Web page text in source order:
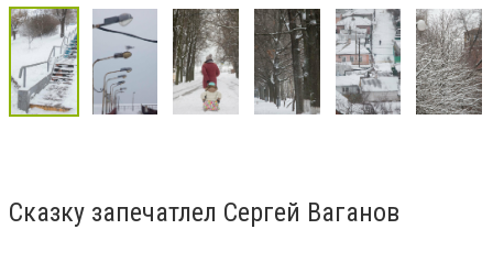
Сказку запечатлел Сергей Ваганов